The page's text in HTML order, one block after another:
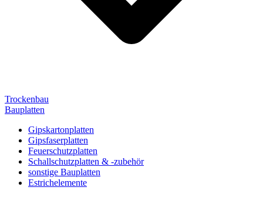
Trockenbau
Bauplatten
Gipskartonplatten
Gipsfaserplatten
Feuerschutzplatten
Schallschutzplatten & -zubehör
sonstige Bauplatten
Estrichelemente